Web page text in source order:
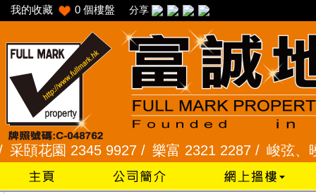
我的收藏 0 個樓盤 分享
園 2345 9927 /樂富 2321 2287 /峻弦、曉暉